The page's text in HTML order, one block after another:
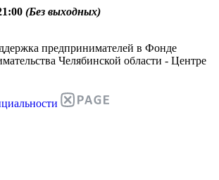
(Без выходных)
предпринимателей в Фонде
Челябинской области - Центре